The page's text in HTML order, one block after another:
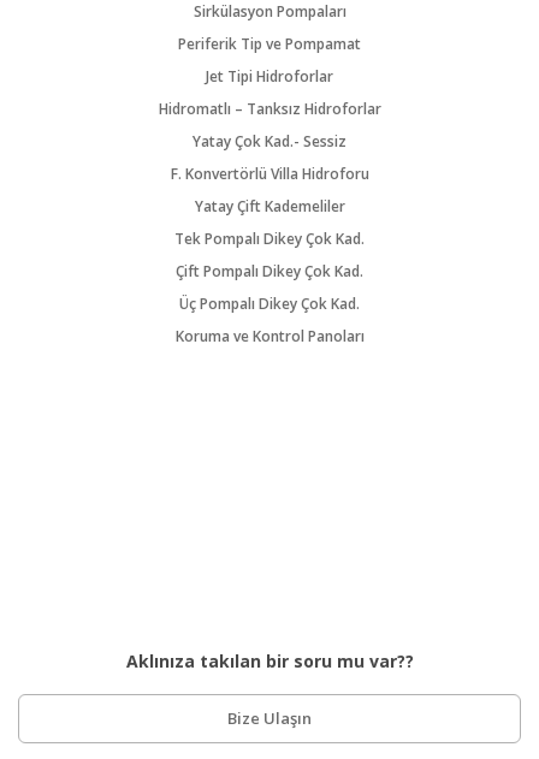
Sirkülasyon Pompaları
Periferik Tip ve Pompamat
Jet Tipi Hidroforlar
Hidromatlı – Tanksız Hidroforlar
Yatay Çok Kad.- Sessiz
F. Konvertörlü Villa Hidroforu
Yatay Çift Kademeliler
Tek Pompalı Dikey Çok Kad.
Çift Pompalı Dikey Çok Kad.
Üç Pompalı Dikey Çok Kad.
Koruma ve Kontrol Panoları
Aklınıza takılan bir soru mu var??
Bize Ulaşın